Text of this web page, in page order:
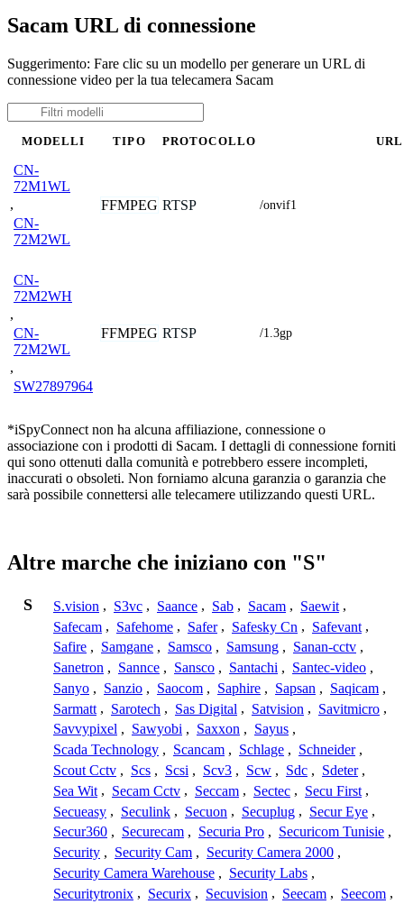
Sacam URL di connessione
Suggerimento: Fare clic su un modello per generare un URL di
connessione video per la tua telecamera Sacam
MODELLI TIPO PROTOCOLLO URL
CN-
72M1WL
,
CN-
72M2WL
FFMPEG RTSP /onvif1
CN-
72M2WH
,
CN-
72M2WL
,
SW27897964
FFMPEG RTSP /1.3gp
*iSpyConnect non ha alcuna affiliazione, connessione o
associazione con i prodotti di Sacam. I dettagli di connessione forniti
qui sono ottenuti dalla comunità e potrebbero essere incompleti,
inaccurati o obsoleti. Non forniamo alcuna garanzia o garanzia che
sarà possibile connettersi alle telecamere utilizzando questi URL.
Altre marche che iniziano con "S"
S S.vision , S3vc , Saance , Sab , Sacam , Saewit ,
Safecam , Safehome , Safer , Safesky Cn , Safevant ,
Safire , Samgane , Samsco , Samsung , Sanan-cctv ,
Sanetron , Sannce , Sansco , Santachi , Santec-video ,
Sanyo , Sanzio , Saocom , Saphire , Sapsan , Saqicam ,
Sarmatt , Sarotech , Sas Digital , Satvision , Savitmicro ,
Savvypixel , Sawyobi , Saxxon , Sayus ,
Scada Technology , Scancam , Schlage , Schneider ,
Scout Cctv , Scs , Scsi , Scv3 , Scw , Sdc , Sdeter ,
Sea Wit , Secam Cctv , Seccam , Sectec , Secu First ,
Secueasy , Seculink , Secuon , Secuplug , Secur Eye ,
Secur360 , Securecam , Securia Pro , Securicom Tunisie ,
Security , Security Cam , Security Camera 2000 ,
Security Camera Warehouse , Security Labs ,
Securitytronix , Securix , Secuvision , Seecam , Seecom ,